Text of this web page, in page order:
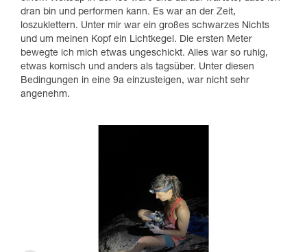
dran bin und performen kann. Es war an der Zeit,
loszuklettern. Unter mir war ein großes schwarzes Nichts
und um meinen Kopf ein Lichtkegel. Die ersten Meter
bewegte ich mich etwas ungeschickt. Alles war so ruhig,
etwas komisch und anders als tagsüber. Unter diesen
Bedingungen in eine 9a einzusteigen, war nicht sehr
angenehm.